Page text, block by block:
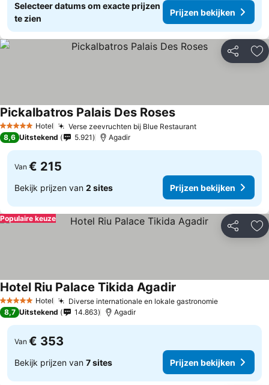
Selecteer datums om exacte prijzen
te zien
Prijzen bekijken
Delen
5 Sterren Hotel Verse zeevruchten bij Blue Restaurant
Pickalbatros Palais Des Roses
8,6 Uitstekend 5.921 Agadir
Van € 215
Bekijk prijzen van 2 sites Prijzen bekijken
Delen
Populaire keuze
5 Sterren Hotel Diverse internationale en lokale gastronomie
Hotel Riu Palace Tikida Agadir
8,7 Uitstekend 14.863 Agadir
Van € 353
Bekijk prijzen van 7 sites Prijzen bekijken